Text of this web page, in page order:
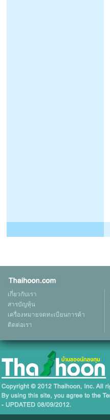
เกี่ยวกับเรา
สารบัญหุ้น
เครื่องหมายจดทะเบียนการค้า
ติดต่อเรา